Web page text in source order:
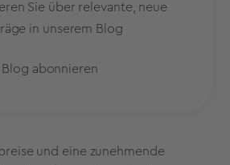
Sie über relevante, neue
in unserem Blog
Blog abonnieren
und eine zunehmende